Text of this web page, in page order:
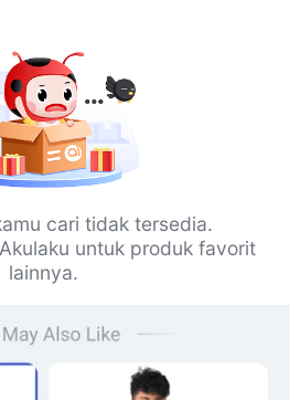
cari tidak tersedia.
untuk produk favorit
lainnya.